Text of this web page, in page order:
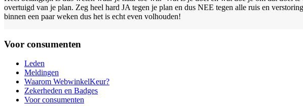
overtuigd van je plan. Zeg heel hard JA tegen je plan en dus NEE tegen alle ruis en
binnen een paar weken dus het is echt even volhouden!
Voor consumenten
Leden
Meldingen
Waarom WebwinkelKeur?
Zekerheden en Badges
Voor consumenten